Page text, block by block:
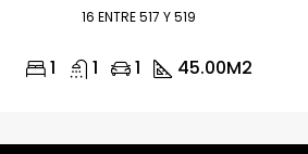
16 ENTRE 517 Y 519
1 1 1 45.00M2